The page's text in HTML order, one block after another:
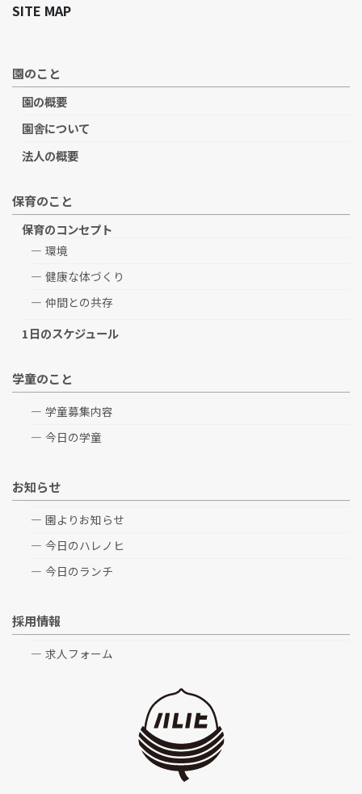
SITE MAP
園のこと
園の概要
園舎について
法人の概要
保育のこと
保育のコンセプト
環境
健康な体づくり
仲間との共存
1日のスケジュール
学童のこと
学童募集内容
今日の学童
お知らせ
園よりお知らせ
今日のハレノヒ
今日のランチ
採用情報
求人フォーム